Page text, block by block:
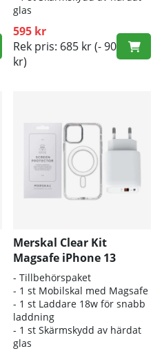
glas
595 kr
Rek pris: 685 kr(- 90
kr)
Merskal Clear Kit
Magsafe iPhone 13
- Tillbehörspaket
- 1 st Mobilskal med Magsafe
- 1 st Laddare 18w för snabb
laddning
- 1 st Skärmskydd av härdat
glas